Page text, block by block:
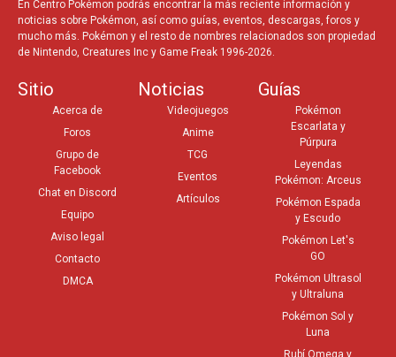
En Centro Pokémon podrás encontrar la más reciente información y
noticias sobre Pokémon, así como guías, eventos, descargas, foros y
mucho más. Pokémon y el resto de nombres relacionados son propiedad
de Nintendo, Creatures Inc y Game Freak 1996-2026.
Sitio
Acerca de
Foros
Grupo de
Facebook
Chat en Discord
Equipo
Aviso legal
Contacto
DMCA
Noticias
Videojuegos
Anime
TCG
Eventos
Artículos
Guías
Pokémon
Escarlata y
Púrpura
Leyendas
Pokémon: Arceus
Pokémon Espada
y Escudo
Pokémon Let's
GO
Pokémon Ultrasol
y Ultraluna
Pokémon Sol y
Luna
Rubí Omega y